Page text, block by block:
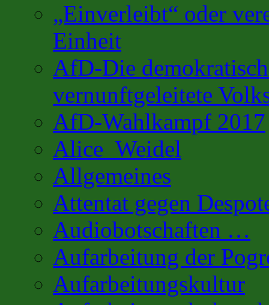
„Einverleibt“ oder
Einheit
AfD-Die
vernunftgeleitete
AfD-Wahlkampf 2017
Alice_Weidel
Allgemeines
Attentat gegen
Audiobotschaften …
Aufarbeitung der
Aufarbeitungskultur